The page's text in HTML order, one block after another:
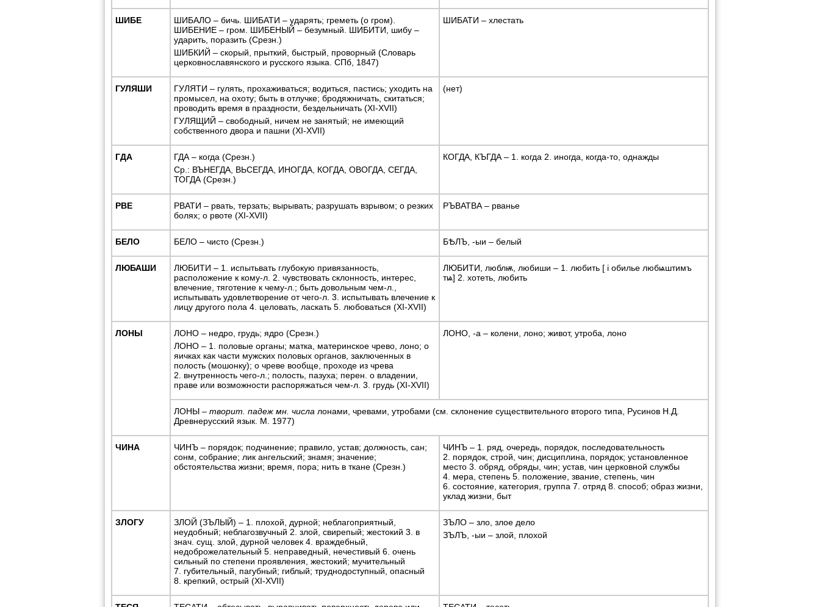
ШИБЕ
ШИБАЛО – бичь. ШИБАТИ – ударять; греметь (о гром).
ШИБЕНИЕ – гром. ШИБЕНЫЙ – безумный. ШИБИТИ, шибу –
ударить, поразить (Срезн.)
ШИБКИЙ – скорый, прыткий, быстрый, проворный (Словарь
церковнославянского и русского языка. СПб, 1847)
ШИБАТИ – хлестать
ГУЛЯШИ
ГУЛЯТИ – гулять, прохаживаться; водиться, пастись; уходить на
промысел, на охоту; быть в отлучке; бродяжничать, скитаться;
проводить время в праздности, бездельничать (XI-XVII)
ГУЛЯЩИЙ – свободный, ничем не занятый; не имеющий
собственного двора и пашни (XI-XVII)
(нет)
ГДА
ГДА – когда (Срезн.)
Ср.: ВЪНЕГДА, ВЬСЕГДА, ИНОГДА, КОГДА, ОВОГДА, СЕГДА,
ТОГДА (Срезн.)
КОГДА, КЪГДА – 1. когда 2. иногда, когда-то, однажды
РВЕ
РВАТИ – рвать, терзать; вырывать; разрушать взрывом; о резких
болях; о рвоте (XI-XVII)
РЪВАТВА – рванье
БЕЛО БЕЛО – чисто (Срезн.) БѢЛЪ, -ыи – белый
ЛЮБАШИ
ЛЮБИТИ – 1. испытьвать глубокую привязанность,
расположение к кому-л. 2. чувствовать склонность, интерес,
влечение, тяготение к чему-л.; быть довольным чем-л.,
испытывать удовлетворение от чего-л. 3. испытывать влечение к
лицу другого пола 4. целовать, ласкать 5. любоваться (XI-XVII)
ЛЮБИТИ, люблѭ, любиши – 1. любить [ i обилье любѩштимъ
тѩ] 2. хотеть, любить
ЛОНЫ
ЛОНО – недро, грудь; ядро (Срезн.)
ЛОНО – 1. половые органы; матка, материнское чрево, лоно; о
яичках как части мужских половых органов, заключенных в
полость (мошонку); о чреве вообще, проходе из чрева
2. внутренность чего-л.; полость, пазуха; перен. о владении,
праве или возможности распоряжаться чем-л. 3. грудь (XI-XVII)
ЛОНО, -а – колени, лоно; живот, утроба, лоно
ЛОНЫ – творит. падеж мн. числа лонами, чревами, утробами (см. склонение существительного второго типа, Русинов Н.Д.
Древнерусский язык. М. 1977)
ЧИНА
ЧИНЪ – порядок; подчинение; правило, устав; должность, сан;
сонм, собрание; лик ангельский; знамя; значение;
обстоятельства жизни; время, пора; нить в ткане (Срезн.)
ЧИНЪ – 1. ряд, очередь, порядок, последовательность
2. порядок, строй, чин; дисциплина, порядок; установленное
место 3. обряд, обряды, чин; устав, чин церковной службы
4. мера, степень 5. положение, звание, степень, чин
6. состояние, категория, группа 7. отряд 8. способ; образ жизни,
уклад жизни, быт
ЗЛОГУ
ЗЛОЙ (ЗЪЛЫЙ) – 1. плохой, дурной; неблагоприятный,
неудобный; неблагозвучный 2. злой, свирепый; жестокий 3. в
знач. сущ. злой, дурной человек 4. враждебный,
недоброжелательный 5. неправедный, нечестивый 6. очень
сильный по степени проявления, жестокий; мучительный
7. губительный, пагубный; гиблый; труднодоступный, опасный
8. крепкий, острый (XI-XVII)
ЗЪЛО – зло, злое дело
ЗЪЛЪ, -ыи – злой, плохой